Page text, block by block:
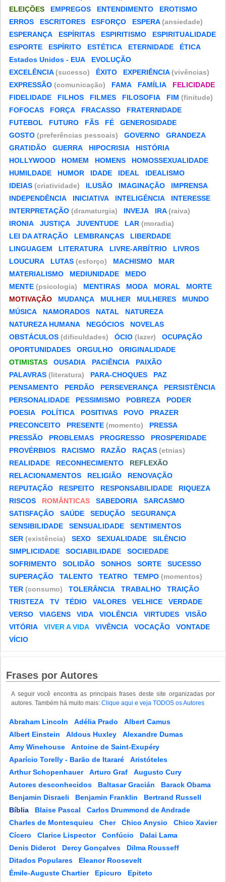
ELEIÇÕES
EMPREGOS ENTENDIMENTO
EROTISMO
ERROS
ESCRITORES ESFORÇO ESPERA(ansiedade)
ESPERANÇA
ESPÍRITAS ESPIRITISMO
ESPIRITUALIDADE
ESPORTE
ESPÍRITO ESTÉTICA ETERNIDADE
ÉTICA
Estados Unidos - EUA
EVOLUÇÃO
EXCELÊNCIA(sucesso) ÊXITO EXPERIÊNCIA(vivências)
EXPRESSÃO (comunicação) FAMA FAMÍLIA
FELICIDADE
FIDELIDADE
FILHOS FILMES FILOSOFIA FIM (finitude)
FOFOCAS
FORÇA FRACASSO
FRATERNIDADE
FUTEBOL
FUTURO FÃS FÉ
GENEROSIDADE
GOSTO (preferências pessoais) GOVERNO
GRANDEZA
GRATIDÃO
GUERRA HIPOCRISIA
HISTÓRIA
HOLLYWOOD
HOMEM HOMENS
HOMOSSEXUALIDADE
HUMILDADE
HUMOR IDADE IDEAL
IDEALISMO
IDEIAS (criatividade) ILUSÃO IMAGINAÇÃO
IMPRENSA
INDEPENDÊNCIA
INICIATIVA INTELIGÊNCIA
INTERESSE
INTERPRETAÇÃO (dramaturgia) INVEJA IRA(raiva)
IRONIA
JUSTIÇA JUVENTUDE LAR (moradia)
LEI DA ATRAÇÃO
LEMBRANÇAS
LIBERDADE
LINGUAGEM
LITERATURA LIVRE-ARBÍTRIO
LIVROS
LOUCURA
LUTAS (esforço) MACHISMO
MAR
MATERIALISMO
MEDIUNIDADE
MEDO
MENTE (psicologia) MENTIRAS MODA MORAL
MORTE
MOTIVAÇÃO
MUDANÇA MULHER MULHERES
MUNDO
MÚSICA
NAMORADOS NATAL
NATUREZA
NATUREZA HUMANA
NEGÓCIOS
NOVELAS
OBSTÁCULOS (dificuldades) ÓCIO (lazer)
OCUPAÇÃO
OPORTUNIDADES
ORGULHO
ORIGINALIDADE
OTIMISTAS
OUSADIA PACIÊNCIA
PAIXÃO
PALAVRAS (literatura) PARA-CHOQUES
PAZ
PENSAMENTO
PERDÃO PERSEVERANÇA
PERSISTÊNCIA
PERSONALIDADE
PESSIMISMO POBREZA
PODER
POESIA
POLÍTICA POSITIVAS POVO
PRAZER
PRECONCEITO
PRESENTE (momento)
PRESSA
PRESSÃO
PROBLEMAS PROGRESSO
PROSPERIDADE
PROVÉRBIOS
RACISMO RAZÃO RAÇAS (etnias)
REALIDADE
RECONHECIMENTO
REFLEXÃO
RELACIONAMENTOS
RELIGIÃO
RENOVAÇÃO
REPUTAÇÃO
RESPEITO RESPONSABILIDADE
RIQUEZA
RISCOS
ROMÂNTICAS SABEDORIA
SARCASMO
SATISFAÇÃO
SAÚDE SEDUÇÃO
SEGURANÇA
SENSIBILIDADE
SENSUALIDADE
SENTIMENTOS
SER (existência) SEXO SEXUALIDADE
SILÊNCIO
SIMPLICIDADE
SOCIABILIDADE
SOCIEDADE
SOFRIMENTO
SOLIDÃO SONHOS SORTE
SUCESSO
SUPERAÇÃO
TALENTO TEATRO TEMPO (momentos)
TER (consumo) TOLERÂNCIA TRABALHO
TRAIÇÃO
TRISTEZA
TV TÉDIO VALORES VELHICE
VERDADE
VERSO
VIAGENS VIDA VIOLÊNCIA VIRTUDES
VISÃO
VITÓRIA
VIVER A VIDA VIVÊNCIA VOCAÇÃO
VONTADE
VÍCIO
Frases por Autores
A seguir você encontra as principais frases deste site organizadas por
autores. Também há muito mais: Clique aqui e veja TODOS os Autores
Abraham Lincoln Adélia Prado
Albert Camus
Albert Einstein
Aldous Huxley
Alexandre Dumas
Amy Winehouse
Antoine de Saint-Exupéry
Aparício Torelly - Barão de Itararé
Aristóteles
Arthur Schopenhauer
Arturo Graf
Augusto Cury
Autores desconhecidos
Baltasar Gracián
Barack Obama
Benjamin Disraeli
Benjamin Franklin
Bertrand Russell
Bíblia
Blaise Pascal
Carlos Drummond de Andrade
Charles de Montesquieu
Cher Chico Anysio
Chico Xavier
Cícero
Clarice Lispector Confúcio
Dalai Lama
Denis Diderot
Dercy Gonçalves
Dilma Rousseff
Ditados Populares
Eleanor Roosevelt
Émile-Auguste Chartier
Epicuro
Epiteto